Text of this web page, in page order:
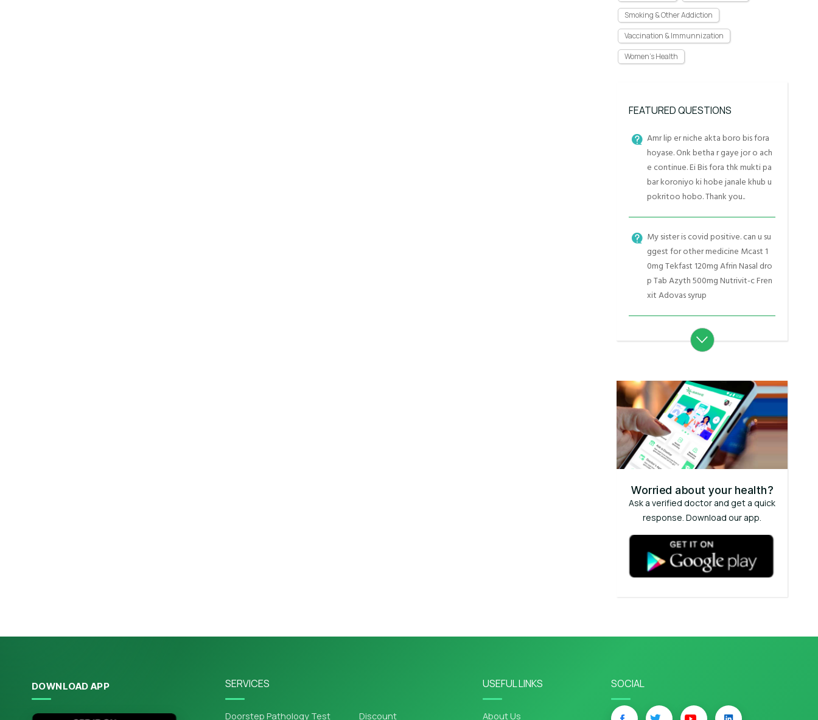
Smoking & Other Addiction
Vaccination & Immunnization
Women's Health
FEATURED QUESTIONS
Amr lip er niche akta boro bis fora
hoyase. Onk betha r gaye jor o ach
e continue. Ei Bis fora thk mukti pa
bar koroniyo ki hobe janale khub u
pokritoo hobo. Thank you..
My sister is covid positive. can u su
ggest for other medicine Mcast 1
0mg Tekfast 120mg Afrin Nasal dro
p Tab Azyth 500mg Nutrivit-c Fren
xit Adovas syrup
Worried about your health?
Ask a verified doctor and get a quick
response. Download our app.
DOWNLOAD APP SERVICES
Doorstep Pathology Test Discount
USEFUL LINKS
About Us
SOCIAL